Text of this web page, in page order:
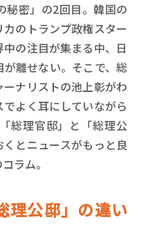
秘密」の2回目。韓国の
のトランプ政権スター
の注目が集まる中、日
離せない。そこで、総
ナリストの池上彰がわ
よく耳にしていながら
総理官邸」と「総理公
とニュースがもっと良
ラム。
理公邸」の違い